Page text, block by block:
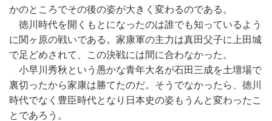
かのところでその後の姿が大きく変わるのである。
徳川時代を開くもとになったのは誰でも知っているよう
に関ヶ原の戦いである。家康軍の主力は真田父子に上田城
で足どめされて、この決戦には間に合わなかった。
小早川秀秋という愚かな青年大名が石田三成を土壇場で
裏切ったから家康は勝てたのだ。そうでなかったら、徳川
時代でなく豊臣時代となり日本史の姿もうんと変わったこ
とであろう。